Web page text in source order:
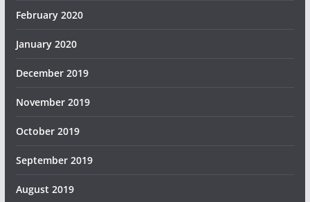
February 2020
January 2020
December 2019
November 2019
October 2019
September 2019
August 2019